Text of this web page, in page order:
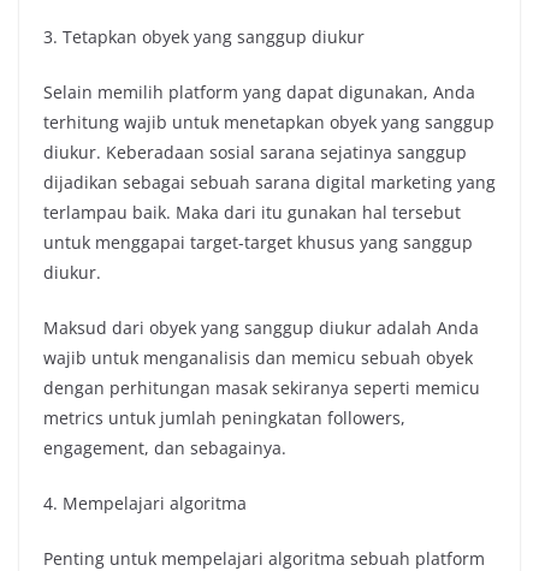
3. Tetapkan obyek yang sanggup diukur
Selain memilih platform yang dapat digunakan, Anda
terhitung wajib untuk menetapkan obyek yang sanggup
diukur. Keberadaan sosial sarana sejatinya sanggup
dijadikan sebagai sebuah sarana digital marketing yang
terlampau baik. Maka dari itu gunakan hal tersebut
untuk menggapai target-target khusus yang sanggup
diukur.
Maksud dari obyek yang sanggup diukur adalah Anda
wajib untuk menganalisis dan memicu sebuah obyek
dengan perhitungan masak sekiranya seperti memicu
metrics untuk jumlah peningkatan followers,
engagement, dan sebagainya.
4. Mempelajari algoritma
Penting untuk mempelajari algoritma sebuah platform